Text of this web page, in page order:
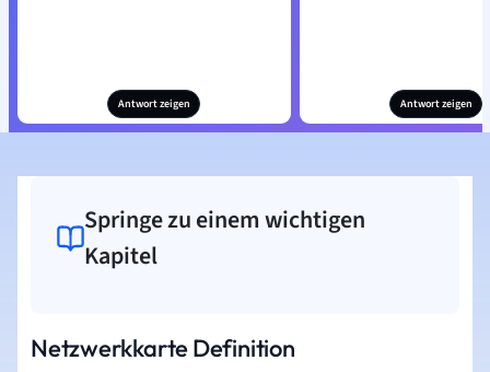
Antwort zeigen Antwort zeigen
Springe zu einem wichtigen
Kapitel
Netzwerkkarte Definition